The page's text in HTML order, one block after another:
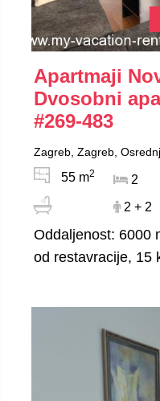
Apartmaji
Dvosobni
#269-483
Zagreb, Zagreb,
55 m2
2
2 + 2
Oddaljenost: 6000
od restavracije, 15